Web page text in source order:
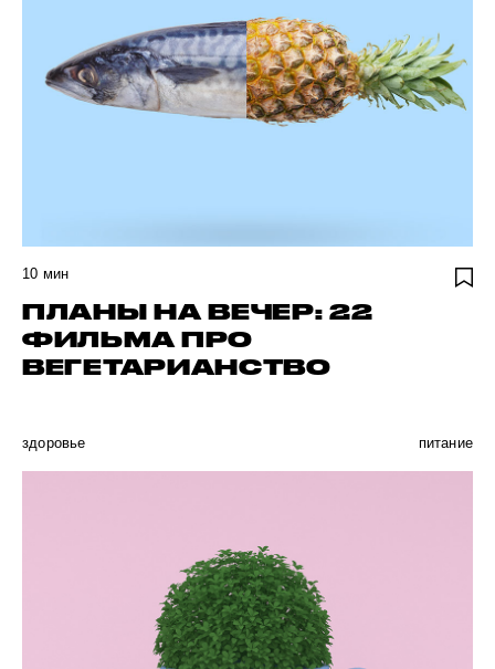
10 мин
ПЛАНЫ НА ВЕЧЕР: 22
ФИЛЬМА ПРО
ВЕГЕТАРИАНСТВО
здоровье питание